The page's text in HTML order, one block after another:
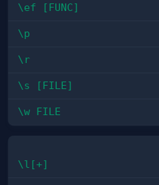
\ef [FUNC]
\p
\r
\s [FILE]
\w FILE
\l[+]